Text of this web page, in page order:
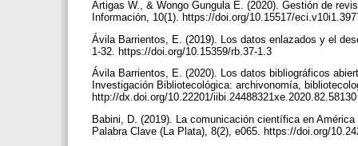
Artigas W., & Wongo Gungula E. (2020). Gestión de
Información, 10(1). https://doi.org/10.15517/
Ávila Barrientos, E. (2019). Los datos enlazados y el
1-32. https://doi.org/10.15359/rb.37-1.3
Ávila Barrientos, E. (2020). Los datos bibliográficos
Investigación Bibliotecológica: archivonomía,
http://dx.doi.org/10.22201/
Babini, D. (2019). La comunicación científica en
Palabra Clave (La Plata), 8(2), e065. https://doi.org/